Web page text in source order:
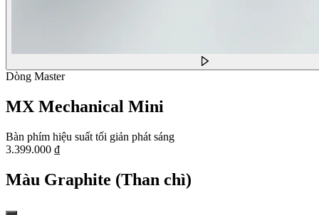
Dòng Master
MX Mechanical Mini
Bàn phím hiệu suất tối giản phát sáng
3.399.000 ₫
Màu Graphite (Than chì)